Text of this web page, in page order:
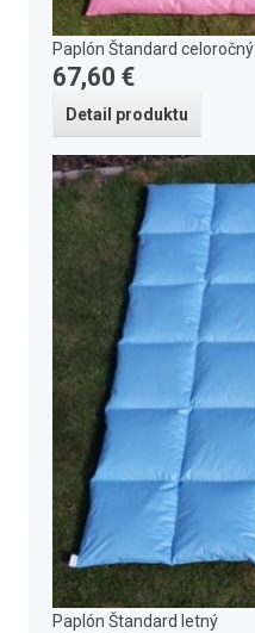
Paplón Štandard celoročný
67,60 €
Detail produktu
Paplón Štandard letný